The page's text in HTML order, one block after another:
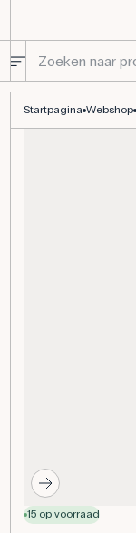
Startpagina Webshop
15 op voorraad